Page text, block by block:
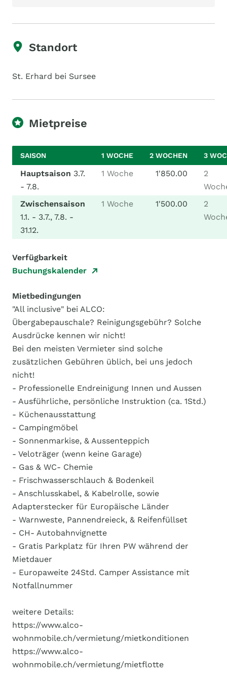
Standort
St. Erhard bei Sursee
Mietpreise
SAISON 1 WOCHE 2 WOCHEN 3
Hauptsaison 3.7.
- 7.8.
1 Woche 1'850.00
2
Zwischensaison
1.1. - 3.7., 7.8. -
31.12.
1 Woche 1'500.00
2
Verfügbarkeit
Buchungskalender
Mietbedingungen
"All inclusive" bei ALCO:
Übergabepauschale? Reinigungsgebühr? Solche
Ausdrücke kennen wir nicht!
Bei den meisten Vermieter sind solche
zusätzlichen Gebühren üblich, bei uns jedoch
nicht!
- Professionelle Endreinigung Innen und Aussen
- Ausführliche, persönliche Instruktion (ca. 1Std.)
- Küchenausstattung
- Campingmöbel
- Sonnenmarkise, & Aussenteppich
- Veloträger (wenn keine Garage)
- Gas & WC- Chemie
- Frischwasserschlauch & Bodenkeil
- Anschlusskabel, & Kabelrolle, sowie
Adapterstecker für Europäische Länder
- Warnweste, Pannendreieck, & Reifenfüllset
- CH- Autobahnvignette
- Gratis Parkplatz für Ihren PW während der
Mietdauer
- Europaweite 24Std. Camper Assistance mit
Notfallnummer
weitere Details:
https://www.alco-
wohnmobile.ch/vermietung/mietkonditionen
https://www.alco-
wohnmobile.ch/vermietung/mietflotte